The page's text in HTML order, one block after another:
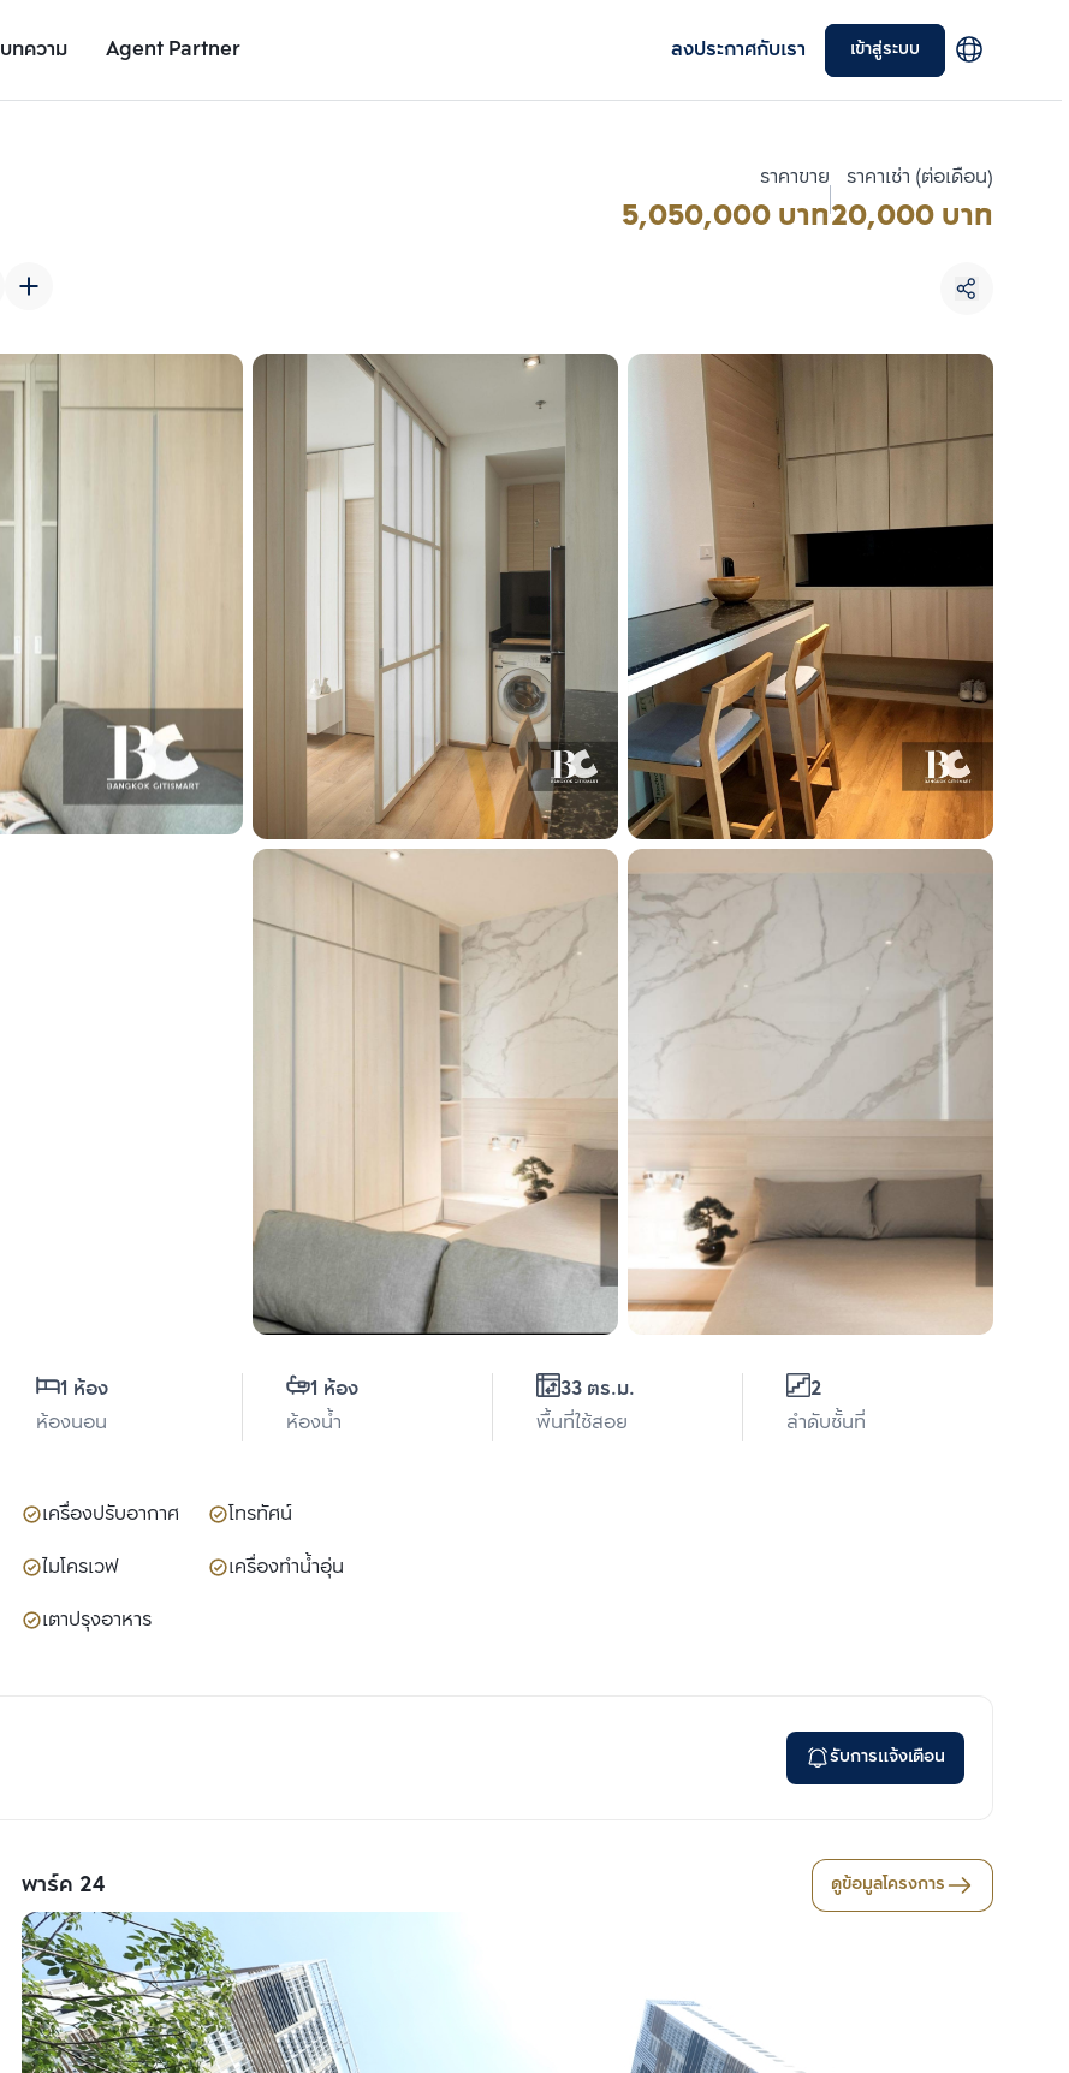
บทความ Agent Partner ลงประกาศกับเรา เข้าสู่ระบบ
รายละเอียดยูนิต
ราคาขาย
5,050,000 บาท
ราคาเช่า (ต่อเดือน)
20,000 บาท
1 ห้อง
ห้องนอน
1 ห้อง
ห้องน้ำ
33 ตร.ม.
พื้นที่ใช้สอย
2
ลำดับชั้นที่
เครื่องปรับอากาศ
โทรทัศน์
ไมโครเวฟ
เครื่องทำน้ำอุ่น
เตาปรุงอาหาร
รับการแจ้งเตือน
พาร์ค 24 ดูข้อมูลโครงการ
เพิ่มยูนิตเปรียบเทียบ
เพิ่มยูนิตเปรียบเทียบ
รายการที่ 3
เลือกยูนิตเพื่อเปรียบเทียบ
เลือกได้สูงสุด 3 รายการ